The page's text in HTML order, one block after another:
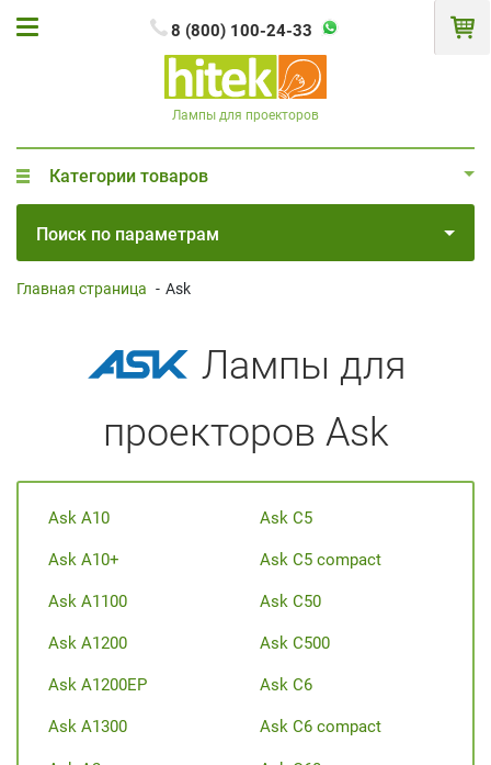
8 (800) 100-24-33
Лампы для проекторов
Категории товаров
Поиск по параметрам
Главная страница - Ask
Лампы для
проекторов Ask
Ask A10
Ask A10+
Ask A1100
Ask A1200
Ask A1200EP
Ask A1300
Ask C5
Ask C5 compact
Ask C50
Ask C500
Ask C6
Ask C6 compact